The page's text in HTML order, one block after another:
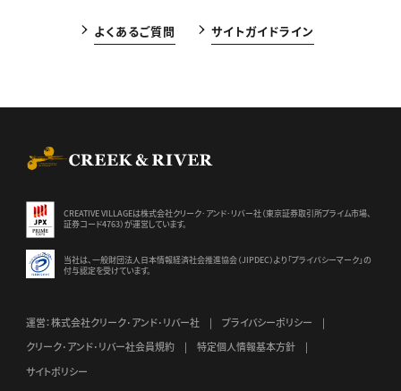
よくあるご質問 サイトガイドライン
CREATIVE VILLAGEは株式会社クリーク･アンド･リバー社（東京証券取引所プライム市場、
証券コード4763）が運営しています。
当社は、一般財団法人日本情報経済社会推進協会（JIPDEC）より 「プライバシーマーク」の
付与認定を受けています。
運営：株式会社クリーク･アンド･リバー社
プライバシーポリシー
クリーク･アンド･リバー社会員規約
特定個人情報基本方針
サイトポリシー